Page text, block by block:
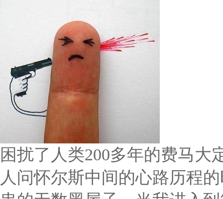
困扰了人类200多年的费马
人问怀尔斯中间的心路历程